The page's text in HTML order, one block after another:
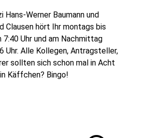
Hans-Werner Baumann und
Clausen hört Ihr montags bis
Uhr und am Nachmittag
Uhr. Alle Kollegen, Antragsteller,
sollten sich schon mal in Acht
Käffchen? Bingo!